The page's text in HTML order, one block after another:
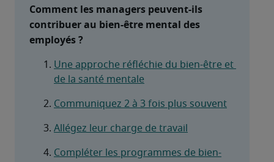
Comment les managers peuvent-ils
contribuer au bien-être mental des
employés ?
Une approche réfléchie du bien-être et
de la santé mentale
Communiquez 2 à 3 fois plus souvent
Allégez leur charge de travail
Compléter les programmes de bien-